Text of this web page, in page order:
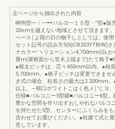
左ページから抽出された内容
岬拘型一︱一︼バルヨ一１５型・”型●販
20omを越えない地域とさせて頂きます
ペース￨よ雨の日の物干しとしては、使
セット記号の読み方5(6)CB203YTBtW)さ
十カラー′ヽリエーション4,700mm(GL
冊m(屋根面から笠木上端まで)たて格子■
●根太ピッチは、芯々450mm以内。●桂長
5,700mm。●格子ピッチは変更できませ
き式の場合、柱長さの最大は2.200mm
以上。―簡口ホワイトこはく色メ￨'じヨ
仕様■バルコニー5型罐■バルコニー6型。
豊かな空間を作り出すおしやれなバルコ
を持たせた5型、センターにふくらみを
含わせてお選びください。●柱建て式と
意しています。